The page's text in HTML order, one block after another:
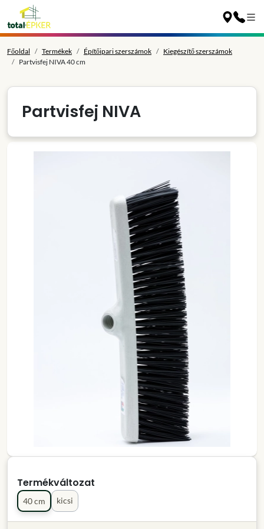
Főoldal Termékek Építőipari szerszámok
Kiegészítő szerszámok
Partvisfej NIVA 40 cm
Partvisfej NIVA
Termékváltozat
40 cm kicsi